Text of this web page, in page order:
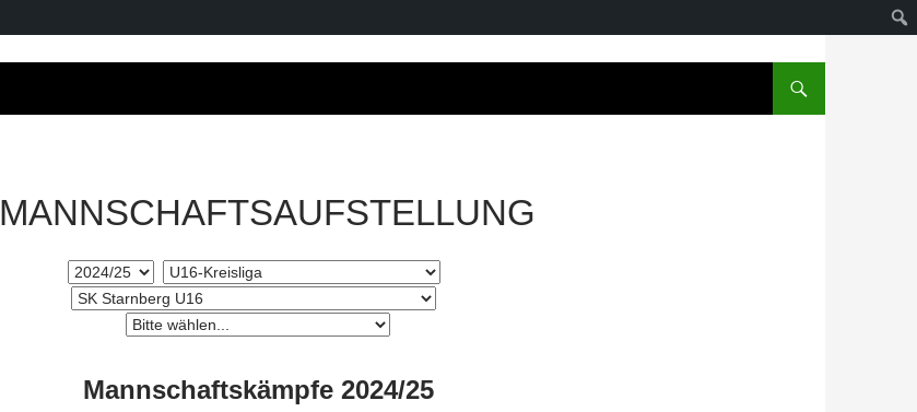
MANNSCHAFTSAUFSTELLUNG
Mannschaftskämpfe 2024/25